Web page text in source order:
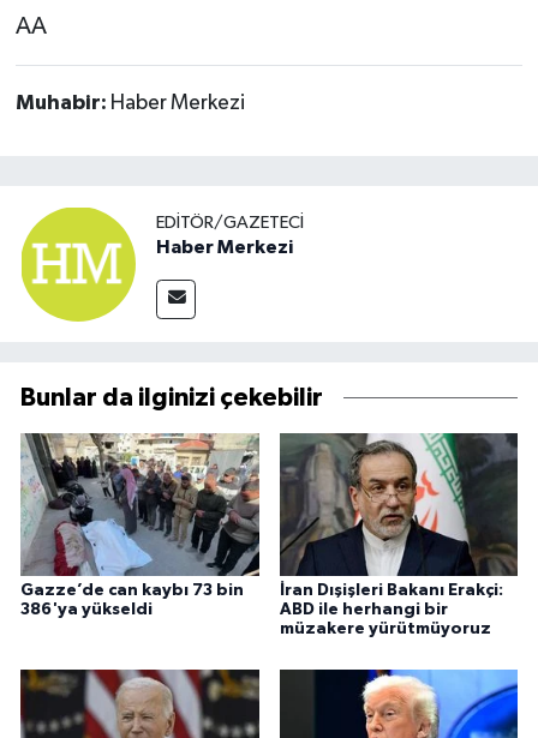
AA
Muhabir: Haber Merkezi
EDITÖR/GAZETECI
Haber Merkezi
Bunlar da ilginizi çekebilir
Gazze’de can kaybı 73 bin
386'ya yükseldi
İran Dışişleri Bakanı Erakçi:
ABD ile herhangi bir
müzakere yürütmüyoruz